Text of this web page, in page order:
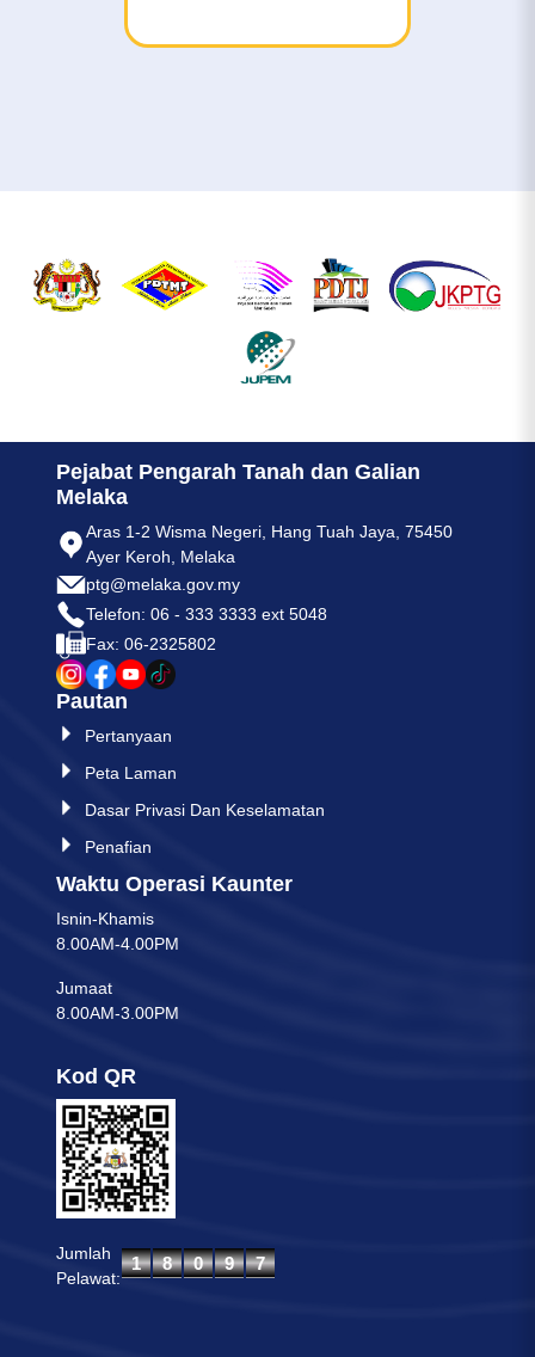
Pejabat Pengarah Tanah dan Galian
Melaka
Aras 1-2 Wisma Negeri, Hang Tuah Jaya, 75450
Ayer Keroh, Melaka
ptg@melaka.gov.my
Telefon: 06 - 333 3333 ext 5048
Fax: 06-2325802
Pautan
Pertanyaan
Peta Laman
Dasar Privasi Dan Keselamatan
Penafian
Waktu Operasi Kaunter
Isnin-Khamis
8.00AM-4.00PM
Jumaat
8.00AM-3.00PM
Kod QR
Jumlah
Pelawat: